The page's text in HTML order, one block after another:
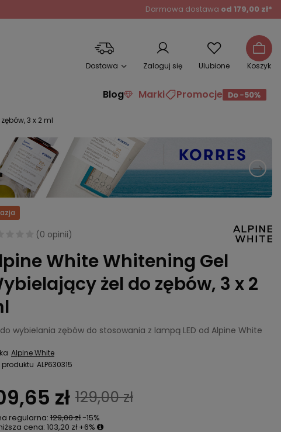
Darmowa dostawa od 179,00 zł*
Dostawa Zaloguj się Ulubione Koszyk
Blog Marki Promocje
3 x 2 ml
(0 opinii)
White Whitening Gel
żel do zębów, 3 x 2
wybielania zębów do stosowania z lampą LED od Alpine White
Alpine White
produktu ALP630315
zł 129,00 zł
regularna: 129,00 zł-15%
cena: 103,20 zł +6%